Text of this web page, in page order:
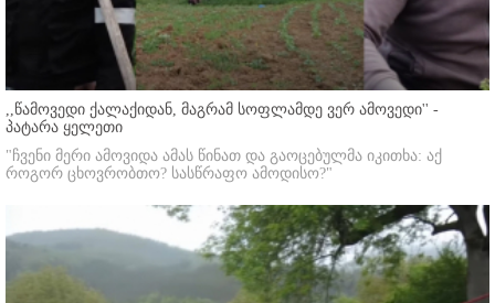
,,წამოვედი ქალაქიდან, მაგრამ სოფლამდე ვერ ამოვედი'' -
პატარა ყელეთი
"ჩვენი მერი ამოვიდა ამას წინათ და გაოცებულმა იკითხა: აქ
როგორ ცხოვრობთო? სასწრაფო ამოდისო?"